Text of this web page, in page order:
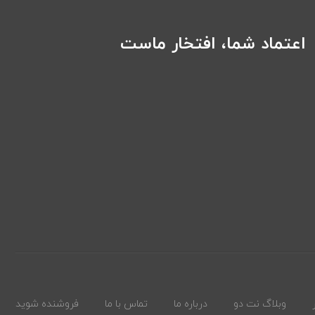
اعتماد شما، افتخار ماست
وبلاگ نت دو درباره ما تماس با ما فروشنده شوید